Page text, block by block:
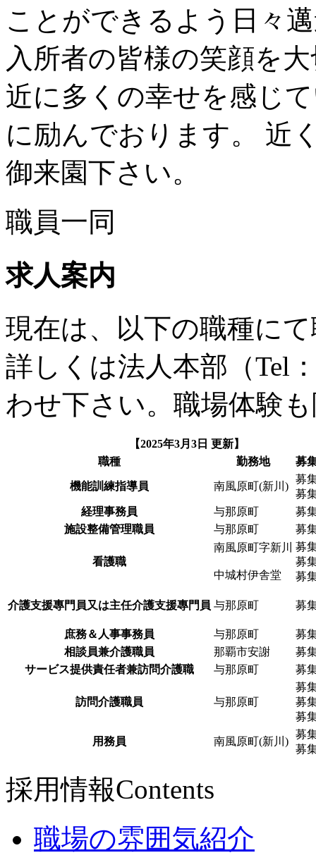
ことができるよう日々
入所者の皆様の笑顔を
近に多くの幸せを感じ
に励んでおります。 近
御来園下さい。
職員一同
求人案内
現在は、以下の職種にて
詳しくは法人本部（Tel
わせ下さい。 職場体験
【2025年3月3日 更新】
職種
勤務地 募
機能訓練指導員 南風原町(新川)
募
募
経理事務員
与那原町
募
施設整備管理職員
与那原町 募
看護職
南風原町字新川
中城村伊舎堂
募
募
募
介護支援專門員又は主任介護支援專門員 与那原町 募
庶務＆人事事務員 与那原町
募
相談員兼介護職員
那覇市安謝
募
サービス提供責任者兼訪問介護職
与那原町 募
訪問介護職員 与那原町
募
募
募
用務員 南風原町(新川)
募
募
採用情報Contents
職場の雰囲気紹介